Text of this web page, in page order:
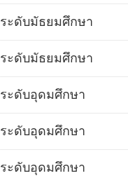
ระดับมัธยมศึกษา
ระดับมัธยมศึกษา
ระดับอุดมศึกษา
ระดับอุดมศึกษา
ระดับอุดมศึกษา